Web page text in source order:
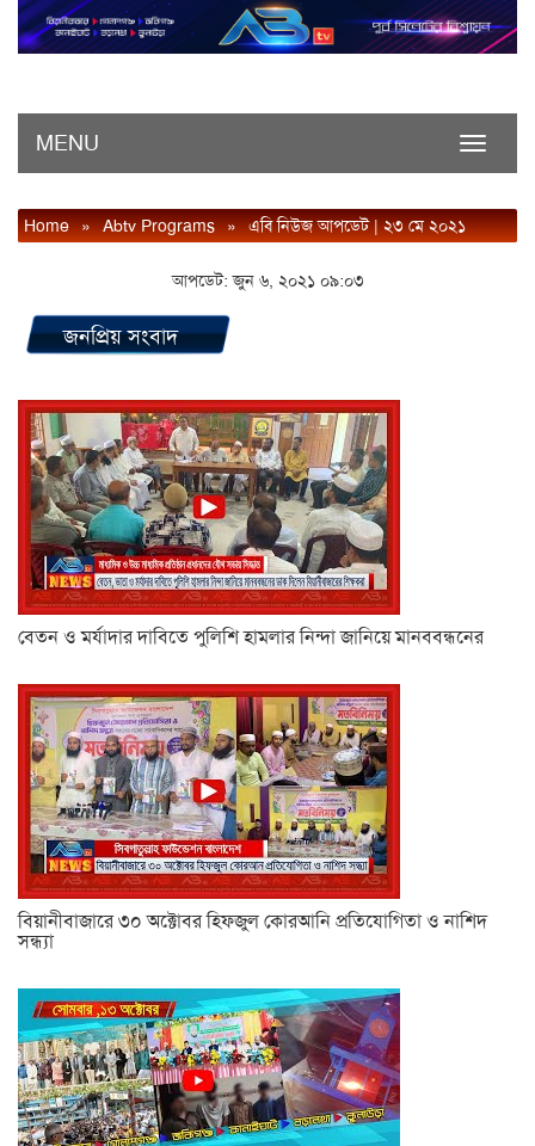
Toggle
MENU
Home » Abtv Programs » এবি নিউজ আপডেট | ২৩ মে ২০২১
আপডেট: জুন ৬, ২০২১ ০৯:০৩
জনপ্রিয় সংবাদ
বেতন ও মর্যাদার দাবিতে পুলিশি হামলার নিন্দা জানিয়ে মানববন্ধনের
বিয়ানীবাজারে ৩০ অক্টোবর হিফজুল কোরআনি প্রতিযোগিতা ও নাশিদ
সন্ধ্যা